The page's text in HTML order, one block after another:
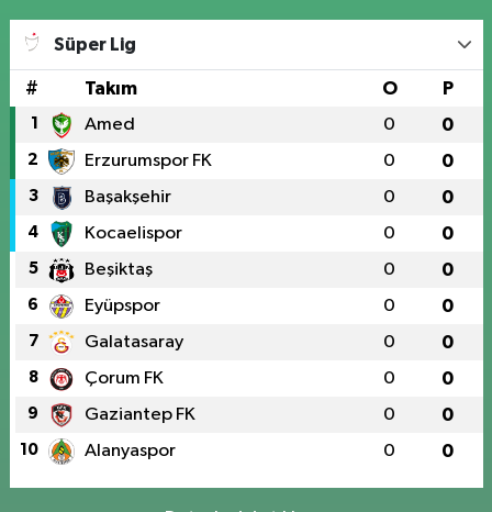
Süper Lig
# Takım O P
1 Amed 0 0
2 Erzurumspor FK 0 0
3 Başakşehir 0 0
4 Kocaelispor 0 0
5 Beşiktaş 0 0
6 Eyüpspor 0 0
7 Galatasaray 0 0
8 Çorum FK 0 0
9 Gaziantep FK 0 0
10 Alanyaspor 0 0